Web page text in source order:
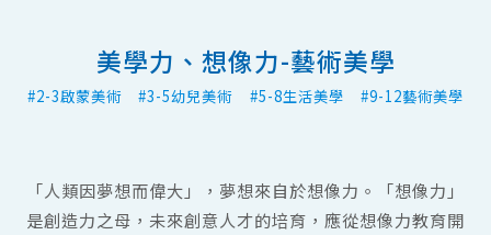
美學力、想像力-藝術美學
#2-3啟蒙美術 #3-5幼兒美術 #5-8生活美學 #9-12藝術美學
「人類因夢想而偉大」，夢想來自於想像力。「想像力」
是創造力之母，未來創意人才的培育，應從想像力教育開